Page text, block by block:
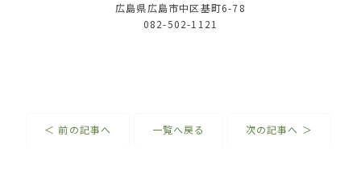
広島県広島市中区基町6-78
082-502-1121
＜ 前の記事へ 一覧へ戻る 次の記事へ ＞